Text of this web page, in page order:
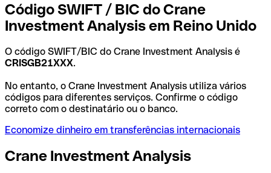
Código SWIFT / BIC do Crane
Investment Analysis em Reino Unido
O código SWIFT/BIC do Crane Investment Analysis é
CRISGB21XXX.
No entanto, o Crane Investment Analysis utiliza vários
códigos para diferentes serviços. Confirme o código
correto com o destinatário ou o banco.
Economize dinheiro em transferências internacionais
Crane Investment Analysis